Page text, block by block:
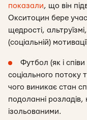
показали, що він
Окситоцин бере
щедрості,
(соціальній)
Футбол (як і співи
соціального потоку
чого виникає стан
подоланні
ізольованими.